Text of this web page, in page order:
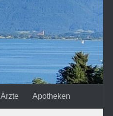
Ärzte Apotheken